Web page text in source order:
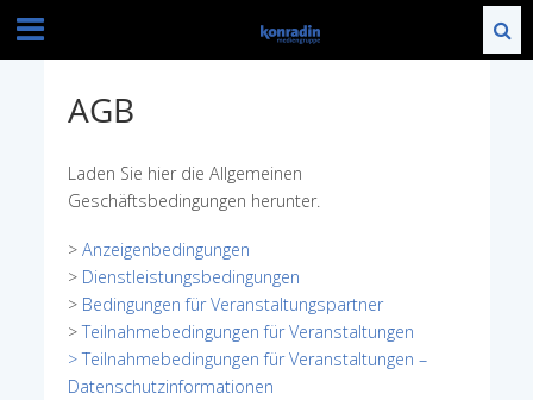
AGB
Laden Sie hier die Allgemeinen
Geschäftsbedingungen herunter.
> Anzeigenbedingungen
> Dienstleistungsbedingungen
> Bedingungen für Veranstaltungspartner
>Teilnahmebedingungen für Veranstaltungen
> Teilnahmebedingungen für Veranstaltungen –
Datenschutzinformationen